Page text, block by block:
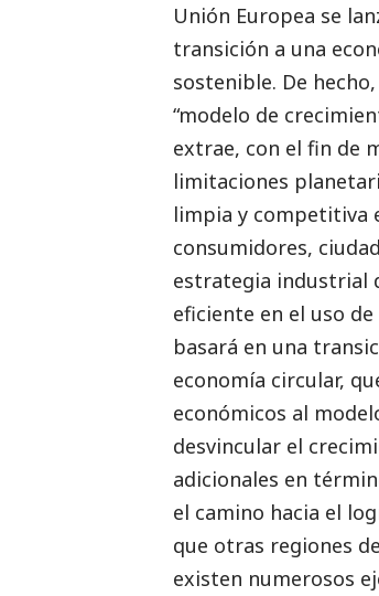
Unión Europea se
transición a una
sostenible. De
“modelo de
extrae, con el fin de
limitaciones
limpia y competitiva
consumidores,
estrategia industrial
eficiente en el uso
basará en una
economía circular,
económicos al
desvincular el
adicionales en
el camino hacia el
que otras regiones
existen numerosos